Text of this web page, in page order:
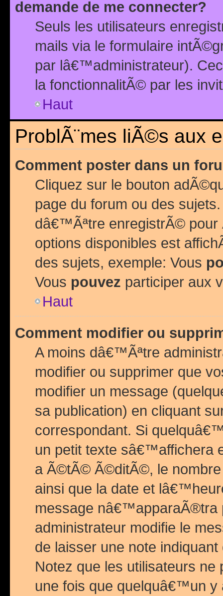
demande de me connecter?
Seuls les utilisateurs
mails via le formulaire
par lâ€™administrateur).
la fonctionnalitÃ© par les
Haut
ProblÃ¨mes liÃ©s aux
Comment poster dans un
Cliquez sur le bouton
page du forum ou des
dâ€™Ãªtre enregistrÃ©
options disponibles est
des sujets, exemple: Vous
Vous pouvez participer aux
Haut
Comment modifier ou
A moins dâ€™Ãªtre
modifier ou supprimer que
modifier un message
sa publication) en cliquant
correspondant. Si
un petit texte sâ€™affichera
a Ã©tÃ© Ã©ditÃ©, le
ainsi que la date et
message nâ€™apparaÃ®tra
administrateur modifie le
de laisser une note
Notez que les utilisateurs
une fois que quelquâ€™un y